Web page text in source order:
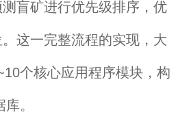
盲矿进行优先级排序，优
这一完整流程的实现，大
个核心应用程序模块，构
。